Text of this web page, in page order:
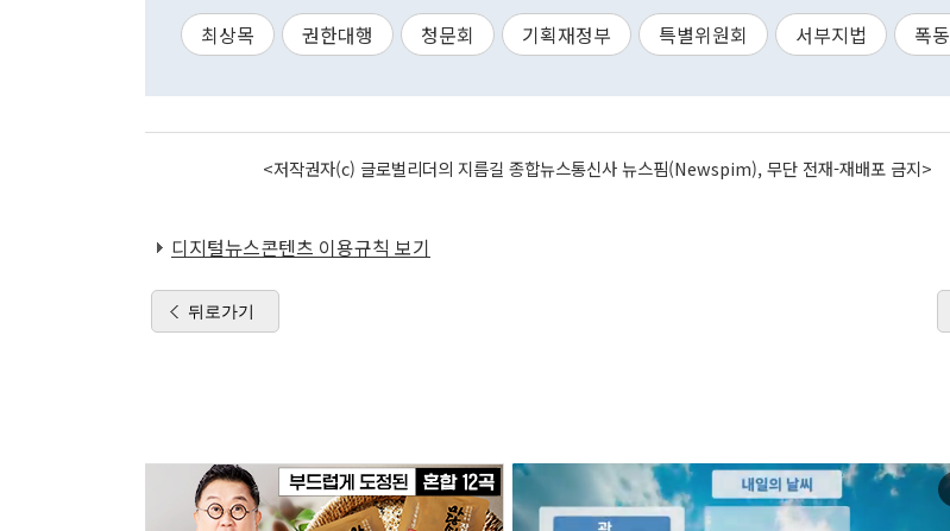
최상목 권한대행 청문회 기획재정부 특별위원회 서부지법 폭동
<저작권자(c) 글로벌리더의 지름길 종합뉴스통신사 뉴스핌(Newspim), 무단 전재-재배포 금지>
디지털뉴스콘텐츠 이용규칙 보기
뒤로가기